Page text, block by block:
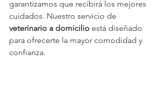
garantizamos que recibirá los mejores
cuidados. Nuestro servicio de
veterinario a domicilio está diseñado
para ofrecerte la mayor comodidad y
confianza.